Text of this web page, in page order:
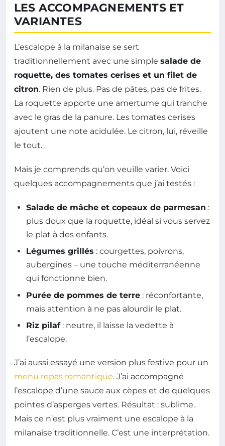
LES ACCOMPAGNEMENTS ET
VARIANTES
L’escalope à la milanaise se sert
traditionnellement avec une simple salade de
roquette, des tomates cerises et un filet de
citron. Rien de plus. Pas de pâtes, pas de frites.
La roquette apporte une amertume qui tranche
avec le gras de la panure. Les tomates cerises
ajoutent une note acidulée. Le citron, lui, réveille
le tout.
Mais je comprends qu’on veuille varier. Voici
quelques accompagnements que j’ai testés :
Salade de mâche et copeaux de parmesan :
plus doux que la roquette, idéal si vous servez
le plat à des enfants.
Légumes grillés : courgettes, poivrons,
aubergines – une touche méditerranéenne
qui fonctionne bien.
Purée de pommes de terre : réconfortante,
mais attention à ne pas alourdir le plat.
Riz pilaf: neutre, il laisse la vedette à
l’escalope.
J’ai aussi essayé une version plus festive pour un
menu repas romantique. J’ai accompagné
l’escalope d’une sauce aux cèpes et de quelques
pointes d’asperges vertes. Résultat : sublime.
Mais ce n’est plus vraiment une escalope à la
milanaise traditionnelle. C’est une interprétation.